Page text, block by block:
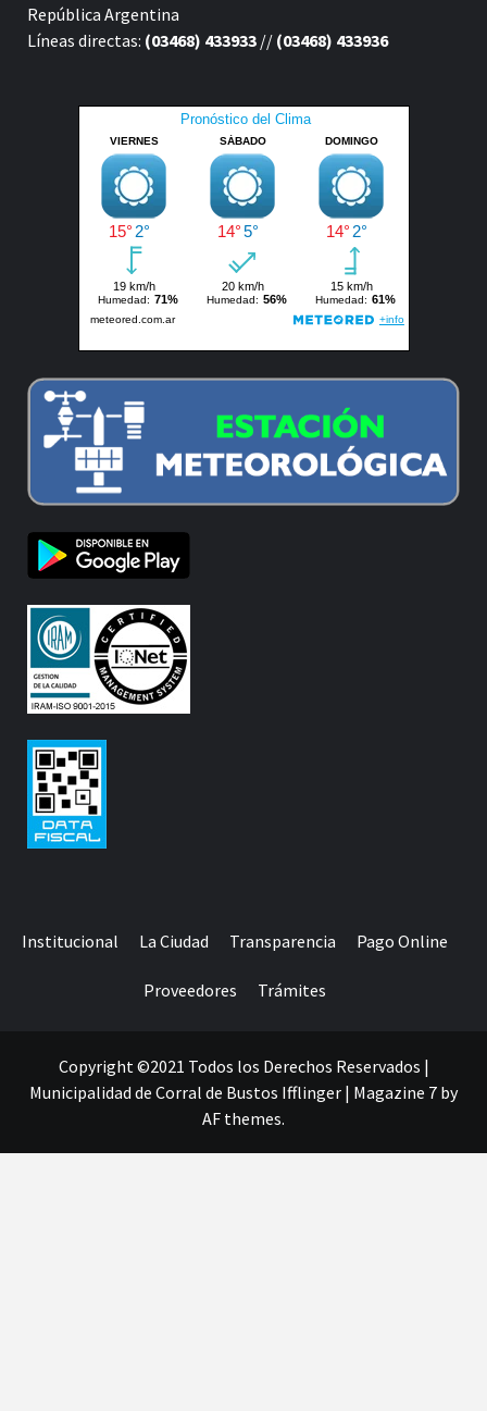
República Argentina
Líneas directas: (03468) 433933 // (03468) 433936
Institucional La Ciudad Transparencia Pago Online
Proveedores Trámites
Copyright ©2021 Todos los Derechos Reservados |
Municipalidad de Corral de Bustos Ifflinger | Magazine 7 by
AF themes.